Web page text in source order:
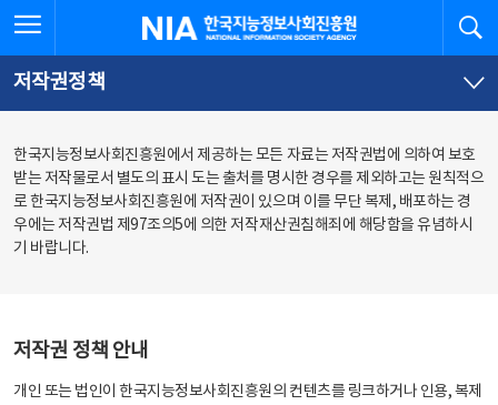
문
로
가
체
뉴
바
가
한국지능정보사회진흥원
저작권정책
한국지능정보사회진흥원에서 제공하는 모든 자료는 저작권법에 의하여 보호
받는 저작물로서 별도의 표시 도는 출처를 명시한 경우를 제외하고는 원칙적으
로 한국지능정보사회진흥원에 저작권이 있으며 이를 무단 복제, 배포하는 경
우에는 저작권법 제97조의5에 의한 저작재산권침해죄에 해당함을 유념하시
기 바랍니다.
저작권 정책 안내
개인 또는 법인이 한국지능정보사회진흥원의 컨텐츠를 링크하거나 인용, 복제